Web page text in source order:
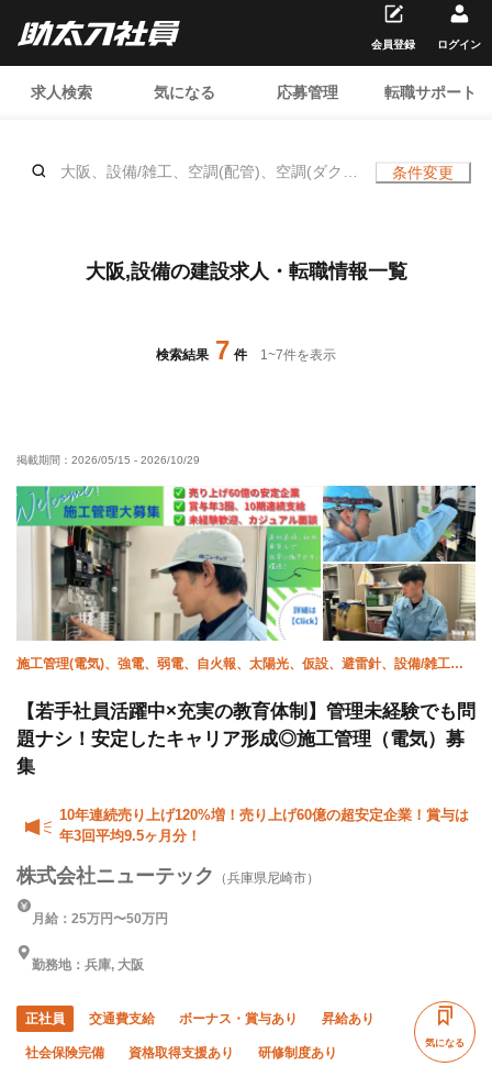
求人検索 気になる 応募管理 転職サポート
会員登録 ログイン
大阪、設備/雑工、空調(配管)、空調(ダク
（スプリンクラー）、防災（消火栓）、、
土日休み
条件変更
大阪,設備の建設求人・転職情報一覧
検索結果 7 件 1~7件を表示
掲載期間： 2026/05/15 - 2026/10/29
施工管理(電気)、強電、弱電、自火報、太陽光、仮設、避雷針、設備/雑工、
【若手社員活躍中×充実の教育体制】管理未経験でも問
題ナシ！安定したキャリア形成◎施工管理（電気）募
集
10年連続売り上げ120%増！売り上げ60億の超安定企業！賞与は
年3回平均9.5ヶ月分！
株式会社ニューテック （兵庫県尼崎市）
月給：25万円〜50万円
勤務地：兵庫, 大阪
正社員 交通費支給 ボーナス・賞与あり 昇給あり
社会保険完備 資格取得支援あり 研修制度あり
気になる